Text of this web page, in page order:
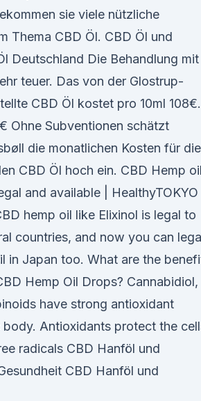
sie viele nützliche
Thema CBD Öl. CBD Öl und
Deutschland Die Behandlung mit
teuer. Das von der Glostrup-
CBD Öl kostet pro 10ml 108€.
Ohne Subventionen schätzt
die monatlichen Kosten für die
CBD Öl hoch ein. CBD Hemp oil
and available | HealthyTOKYO
hemp oil like Elixinol is legal to
countries, and now you can
in Japan too. What are the
Hemp Oil Drops? Cannabidiol,
have strong antioxidant
Antioxidants protect the
radicals CBD Hanföl und
CBD Hanföl und